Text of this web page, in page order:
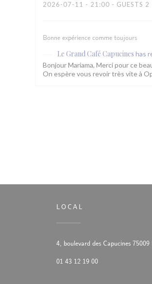
2026-07-11 - 21:00 - GUESTS 2
Bonne expérience comme toujours
Le Grand Café Capucines has
Bonjour Mariama, Merci pour ce
On espère vous revoir très vite à
LOCAL
4, boulevard des Capucines 75009
01 43 12 19 00